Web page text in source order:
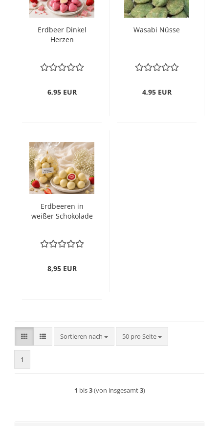
Erdbeer Dinkel
Herzen
6,95 EUR
Wasabi Nüsse
4,95 EUR
Erdbeeren in
weißer Schokolade
8,95 EUR
Sortieren nach
Sortieren nach 50 pro Seite
pro Seite
1
1 bis3(von insgesamt3)